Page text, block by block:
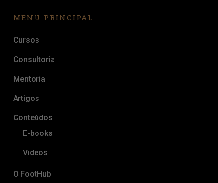
MENU PRINCIPAL
Cursos
Consultoria
Mentoria
Artigos
Conteúdos
E-books
Vídeos
O FootHub